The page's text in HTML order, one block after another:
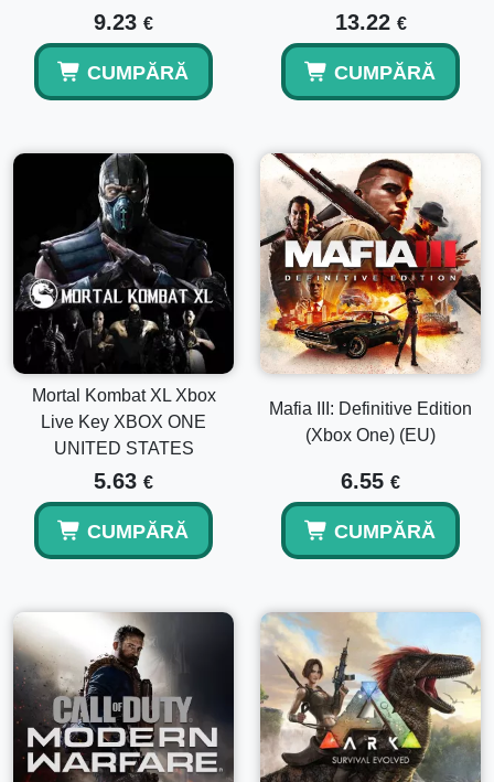
9.23 €
CUMPĂRĂ
13.22 €
CUMPĂRĂ
Mortal Kombat XL Xbox
Live Key XBOX ONE
UNITED STATES
5.63 €
CUMPĂRĂ
Mafia III: Definitive Edition
(Xbox One) (EU)
6.55 €
CUMPĂRĂ